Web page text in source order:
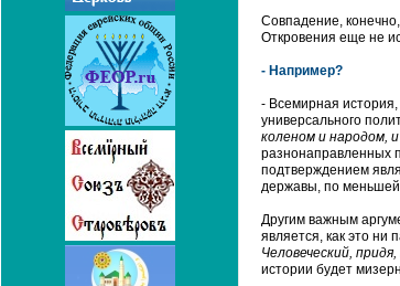
Совпадение,
Откровения еще не
- Например?
- Всемирная история,
универсального
коленом и народом,
разнонаправленных
подтверждением
державы, по
Другим важным
является, как это ни
Человеческий,
истории будет